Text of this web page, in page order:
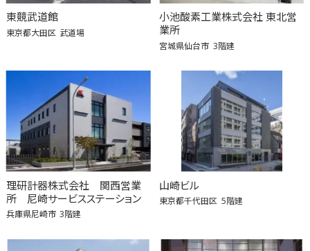
東競武道館
東京都大田区 武道場
小池酸素工業株式会社 東北営
業所
宮城県仙台市 3階建
理研計器株式会社 関西営業
所 尼崎サービスステーション
兵庫県尼崎市 3階建
山崎ビル
東京都千代田区 5階建